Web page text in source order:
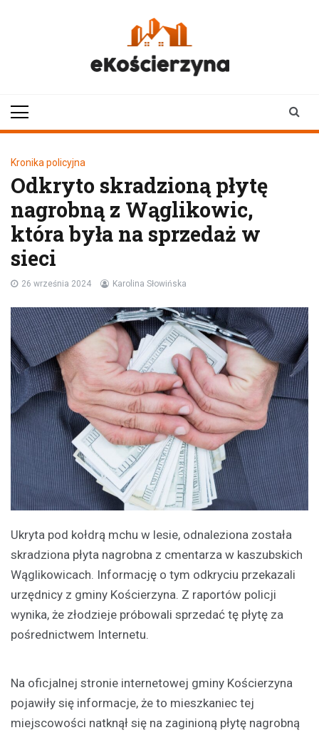
Kronika policyjna
Odkryto skradzioną płytę
nagrobną z Wąglikowic,
która była na sprzedaż w
sieci
26 września 2024 Karolina Słowińska
Ukryta pod kołdrą mchu w lesie, odnaleziona została
skradziona płyta nagrobna z cmentarza w kaszubskich
Wąglikowicach. Informację o tym odkryciu przekazali
urzędnicy z gminy Kościerzyna. Z raportów policji
wynika, że złodzieje próbowali sprzedać tę płytę za
pośrednictwem Internetu.
Na oficjalnej stronie internetowej gminy Kościerzyna
pojawiły się informacje, że to mieszkaniec tej
miejscowości natknął się na zaginioną płytę nagrobną